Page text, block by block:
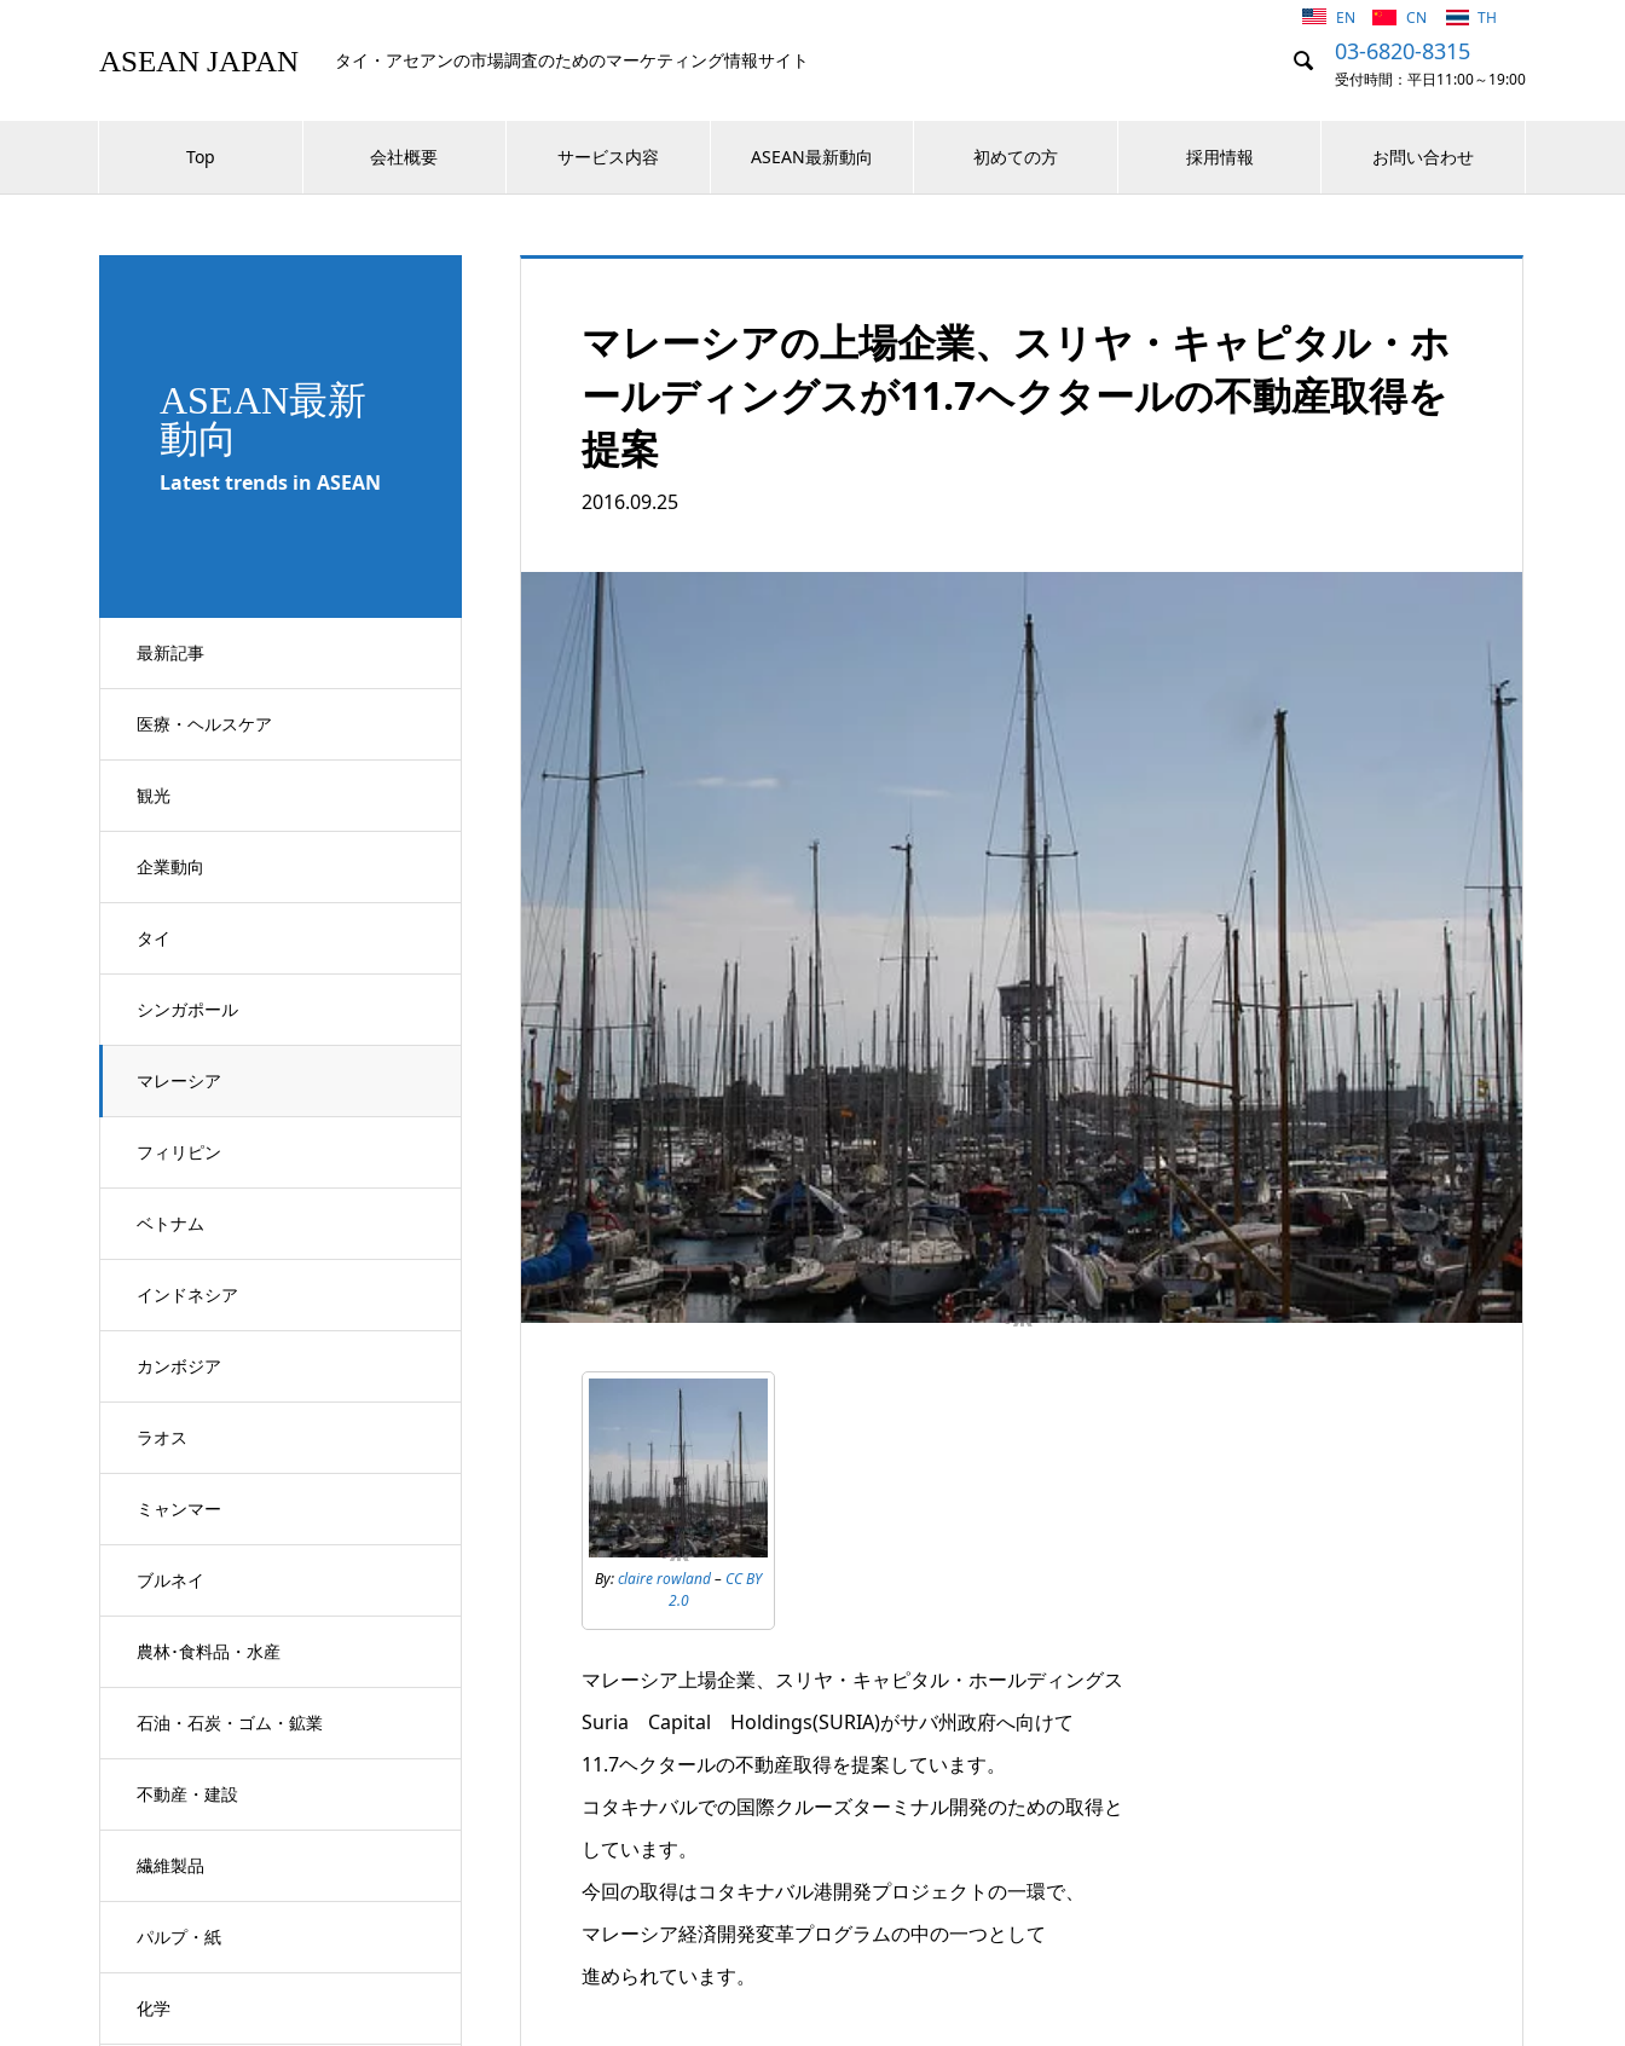
ASEAN JAPAN タイ・アセアンの市場調査のためのマーケティング情報サイト  03-6820-8315
受付時間：平日11:00～19:00
EN CN TH
Top 会社概要 サービス内容 ASEAN最新動向 初めての方 採用情報 お問い合わせ
ASEAN最新
動向
Latest trends in ASEAN
最新記事
医療・ヘルスケア
観光
企業動向
タイ
シンガポール
マレーシア
フィリピン
ベトナム
インドネシア
カンボジア
ラオス
ミャンマー
ブルネイ
農林･食料品・水産
石油・石炭・ゴム・鉱業
不動産・建設
繊維製品
パルプ・紙
化学
マレーシアの上場企業、スリヤ・キャピタル・ホ
ールディングスが11.7ヘクタールの不動産取得を
提案
2016.09.25
By:claire rowland–CC BY
2.0
マレーシア上場企業、スリヤ・キャピタル・ホールディングス
Suria Capital Holdings(SURIA)がサバ州政府へ向けて
11.7ヘクタールの不動産取得を提案しています。
コタキナバルでの国際クルーズターミナル開発のための取得と
しています。
今回の取得はコタキナバル港開発プロジェクトの一環で、
マレーシア経済開発変革プログラムの中の一つとして
進められています。